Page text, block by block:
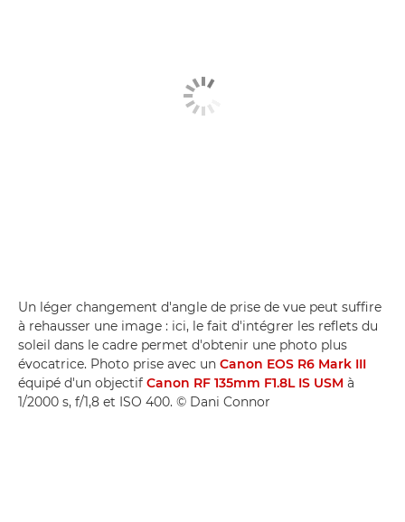
Un léger changement d'angle de prise de vue peut suffire
à rehausser une image : ici, le fait d'intégrer les reflets du
soleil dans le cadre permet d'obtenir une photo plus
évocatrice. Photo prise avec un Canon EOS R6 Mark III
équipé d'un objectif Canon RF 135mm F1.8L IS USM à
1/2000 s, f/1,8 et ISO 400. © Dani Connor